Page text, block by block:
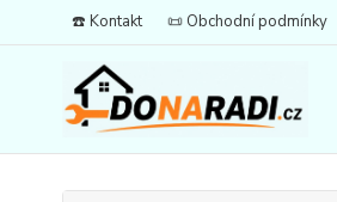
☎️ Kontakt 📜 Obchodní podmínky